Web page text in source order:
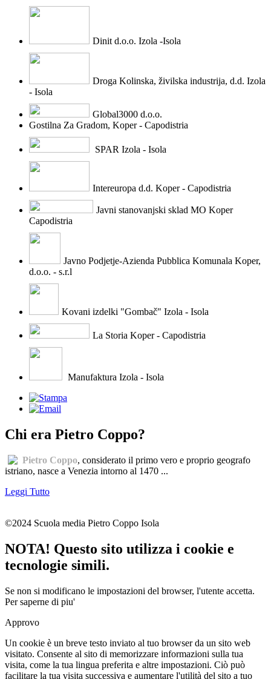
Dinit d.o.o. Izola -Isola
Droga Kolinska, živilska industrija, d.d. Izola
- Isola
Global3000 d.o.o.
Gostilna Za Gradom, Koper - Capodistria
SPAR Izola - Isola
Intereuropa d.d. Koper - Capodistria
Javni stanovanjski sklad MO Koper
Capodistria
Javno Podjetje-Azienda Pubblica Komunala Koper,
d.o.o. - s.r.l
Kovani izdelki "Gombač" Izola - Isola
La Storia Koper - Capodistria
Manufaktura Izola - Isola
Chi era Pietro Coppo?
Pietro Coppo, considerato il primo vero e proprio geografo
istriano, nasce a Venezia intorno al 1470 ...
Leggi Tutto
©2024 Scuola media Pietro Coppo Isola
NOTA! Questo sito utilizza i cookie e
tecnologie simili.
Se non si modificano le impostazioni del browser, l'utente accetta.
Per saperne di piu'
Approvo
Un cookie è un breve testo inviato al tuo browser da un sito web
visitato. Consente al sito di memorizzare informazioni sulla tua
visita, come la tua lingua preferita e altre impostazioni. Ciò può
facilitare la tua visita successiva e aumentare l'utilità del sito a tuo